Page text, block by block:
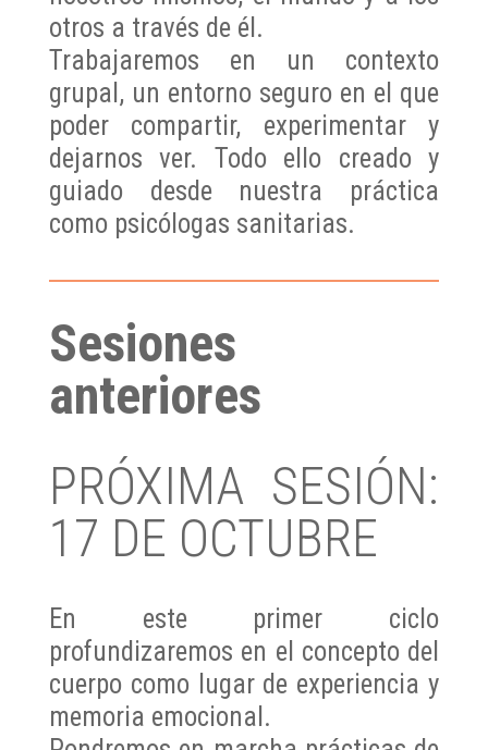
otros a través de él.
Trabajaremos en un contexto
grupal, un entorno seguro en el que
poder compartir, experimentar y
dejarnos ver. Todo ello creado y
guiado desde nuestra práctica
como psicólogas sanitarias.
Sesiones
anteriores
PRÓXIMA SESIÓN:
17 DE OCTUBRE
En este primer ciclo
profundizaremos en el concepto del
cuerpo como lugar de experiencia y
memoria emocional.